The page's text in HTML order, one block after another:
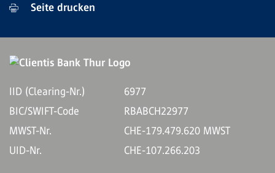
Seite drucken
IID (Clearing-Nr.)
6977
BIC/SWIFT-Code
RBABCH22977
MWST-Nr.
CHE-179.479.620 MWST
UID-Nr.
CHE-107.266.203